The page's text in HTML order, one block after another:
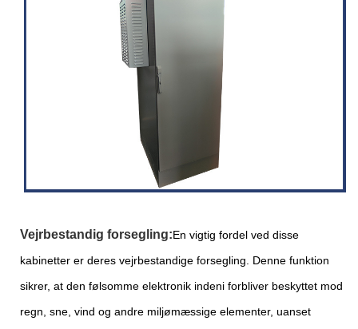
Vejrbestandig forsegling:En vigtig fordel ved disse
kabinetter er deres vejrbestandige forsegling. Denne funktion
sikrer, at den følsomme elektronik indeni forbliver beskyttet mod
regn, sne, vind og andre miljømæssige elementer, uanset